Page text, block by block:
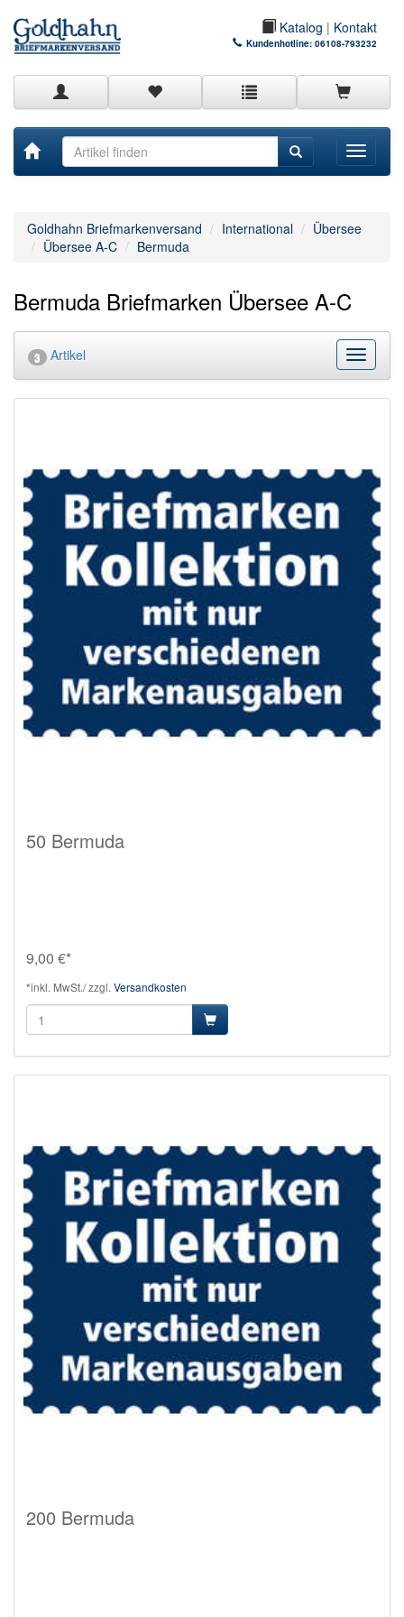
Katalog | Kontakt
Kundenhotline: 06108-793232
Toggle
Goldhahn Briefmarkenversand International
Übersee
Übersee A-C
Bermuda
Bermuda Briefmarken Übersee A-C
3 Artikel
50 Bermuda
9,00 €*
*inkl. MwSt./ zzgl. Versandkosten
200 Bermuda